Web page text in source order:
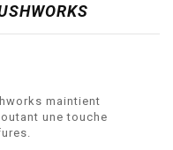
maintient
une touche